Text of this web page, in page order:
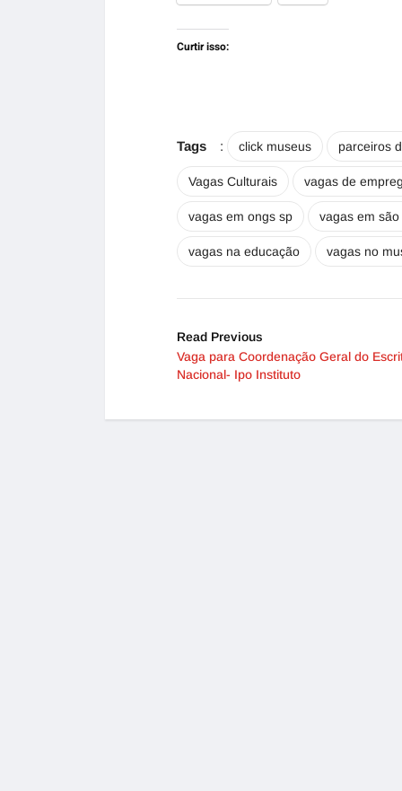
Curtir isso:
Tags : click museus parceiros
Vagas Culturais vagas de
vagas em ongs sp vagas em
vagas na educação vagas no
Read Previous
Vaga para Coordenação Geral do
Nacional- Ipo Instituto